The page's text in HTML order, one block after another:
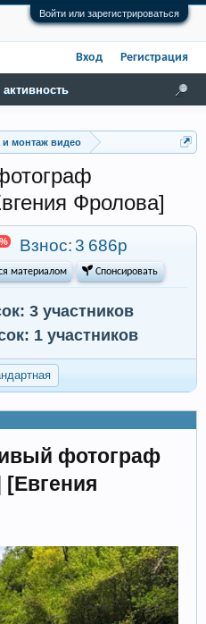
Войти или зарегистрироваться
монтаж видео
Фролова]
Взнос:3 686р
материалом  Спонсировать
3 участников
1 участников
фотограф
Вход Регистрация